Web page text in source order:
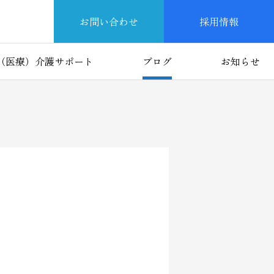
お問い合わせ 採用情報
医療）介護サポート ブログ お知らせ